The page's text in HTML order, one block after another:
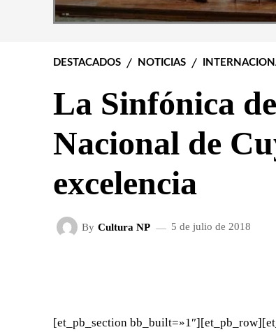
DESTACADOS NOTICIAS
La Sinfónica
Nacional de
excelencia
By Cultura NP 5 de julio de 2018
[et_pb_section